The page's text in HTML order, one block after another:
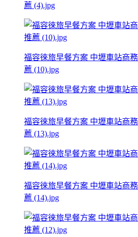
薦 (4).jpg
福容徠旅早餐方案 中壢車站商
薦 (10).jpg
福容徠旅早餐方案 中壢車站商
薦 (13).jpg
福容徠旅早餐方案 中壢車站商
薦 (14).jpg